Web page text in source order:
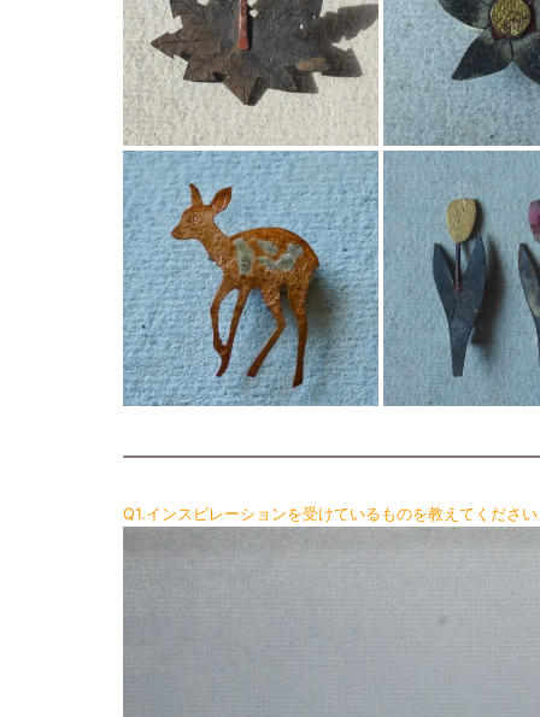
Q1.インスピレーションを受けているものを教えてください